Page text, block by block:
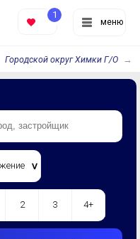
меню
1
Городской округ Химки Г/О
2 3 4+